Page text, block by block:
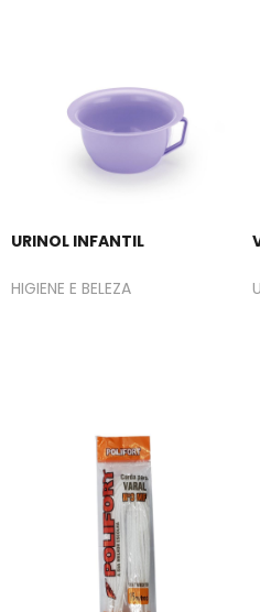
URINOL INFANTIL
HIGIENE E BELEZA